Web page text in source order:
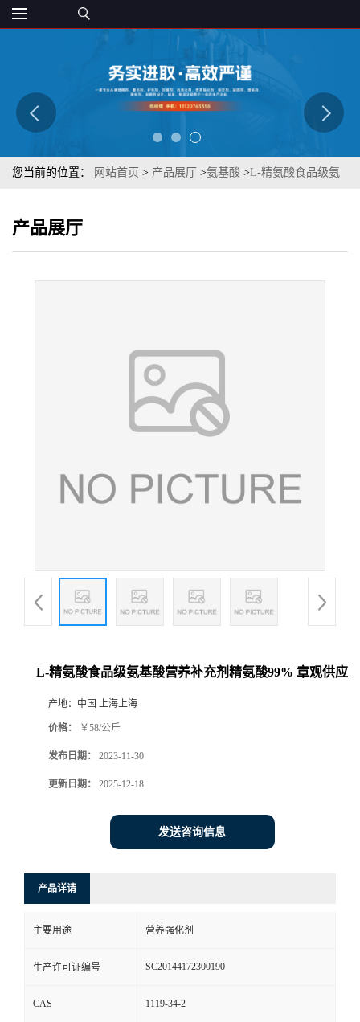
您当前的位置： 网站首页 > 产品展厅 >氨基酸 >L-精氨酸食品级氨
产品展厅
L-精氨酸食品级氨基酸营养补充剂精氨酸99% 章观供应
产地： 中国 上海上海
价格： ￥58/公斤
发布日期： 2023-11-30
更新日期： 2025-12-18
发送咨询信息
产品详请
主要用途 营养强化剂
生产许可证编号 SC20144172300190
CAS 1119-34-2